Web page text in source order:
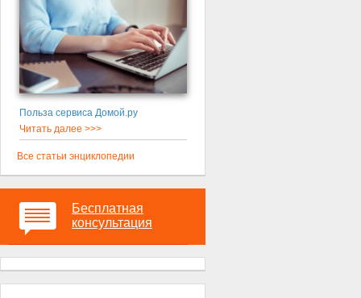
Польза сервиса Домой.ру
Читать далее >>>
Все статьи энциклопедии
Бесплатная
консультация